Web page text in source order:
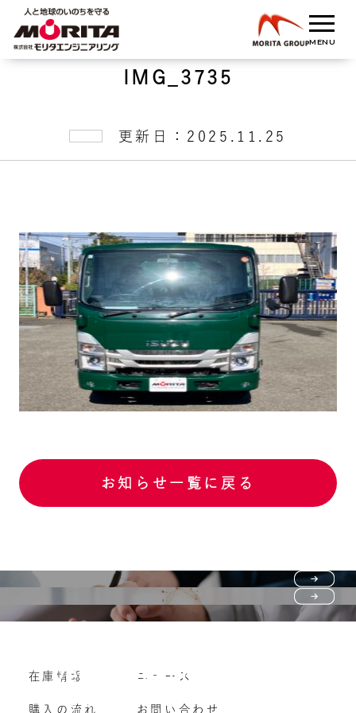
IMG_3735
更新日：2025.11.25
お知らせ一覧に戻る
購入の流れ
よくいただくご質問
Vehicle purchase
車両買い取り
在庫情報
購入の流れ
ニュース
お問い合わせ